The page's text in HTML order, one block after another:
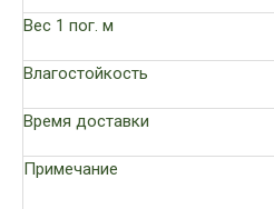
Вес 1 пог. м
Влагостойкость
Время доставки
Примечание